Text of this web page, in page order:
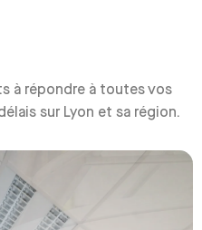
à répondre à toutes vos
sur Lyon et sa région.